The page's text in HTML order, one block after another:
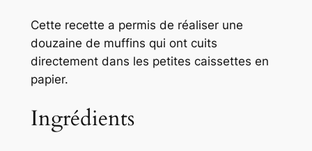
Cette recette a permis de réaliser une
douzaine de muffins qui ont cuits
directement dans les petites caissettes en
papier.
Ingrédients